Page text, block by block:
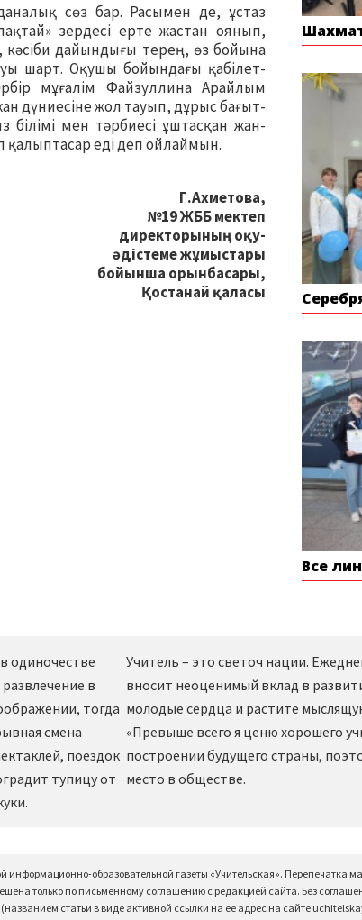
сөз бар. Расымен де, ұстаз
зердесі ерте жастан оянып,
кәсіби дайындығы терең, өз бойына
шарт. Оқушы бойындағы қабілет-
мұғалім Файзуллина Арайлым
дүниесіне жол тауып, дұрыс бағыт-
білімі мен тәрбиесі ұштасқан жан-
еді деп ойлаймын.
Г.Ахметова,
№19 ЖББ мектеп
директорының оқу-
әдістеме жұмыстары
бойынша орынбасары,
Қостанай қаласы
Все
одиночестве
в
тогда
смена
поездок
тупицу от
Учитель – это светоч нации.
вносит неоценимый вклад в
молодые сердца и растите
«Превыше всего я ценю хорошего
построении будущего страны,
место в обществе.
образовательной газеты «Учительская». Перепечатка
только по письменному соглашению с редакцией сайта. Без
статьи в виде активной ссылки на ее адрес на сайте